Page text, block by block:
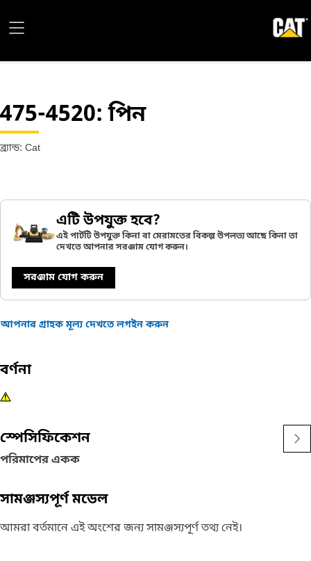
475-4520: পিন
ব্র্যান্ড: Cat
এটি উপযুক্ত হবে?
এই পার্টটি উপযুক্ত কিনা বা মেরামতের বিকল্প উপলভ্য আছে কিনা তা
দেখতে আপনার সরঞ্জাম যোগ করুন।
সরঞ্জাম যোগ করুন
আপনার গ্রাহক মূল্য দেখতে লগইন করুন
বর্ণনা
স্পেসিফিকেশন
পরিমাপের একক
সামঞ্জস্যপূর্ণ মডেল
আমরা বর্তমানে এই অংশের জন্য সামঞ্জস্যপূর্ণ তথ্য নেই।